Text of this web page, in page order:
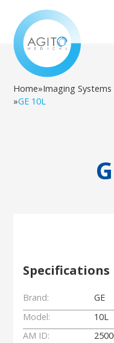
Home»Imaging
»GE 10L
Specifications
Brand:
GE
Model:
10L
AM ID: